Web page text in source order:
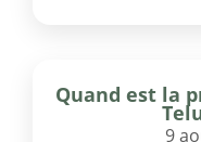
Quand est la
9